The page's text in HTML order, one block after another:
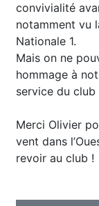
convivialité
notamment vu
Nationale 1.
Mais on ne
hommage à
service du club
Merci Olivier
vent dans
revoir au club !